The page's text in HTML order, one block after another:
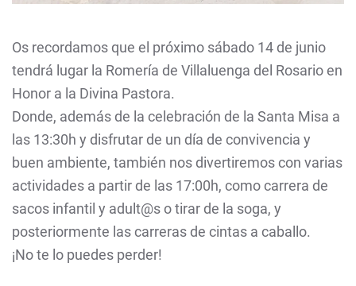
Os recordamos que el próximo sábado 14 de junio
tendrá lugar la Romería de Villaluenga del Rosario en
Honor a la Divina Pastora.
Donde, además de la celebración de la Santa Misa a
las 13:30h y disfrutar de un día de convivencia y
buen ambiente, también nos divertiremos con varias
actividades a partir de las 17:00h, como carrera de
sacos infantil y adult@s o tirar de la soga, y
posteriormente las carreras de cintas a caballo.
¡No te lo puedes perder!